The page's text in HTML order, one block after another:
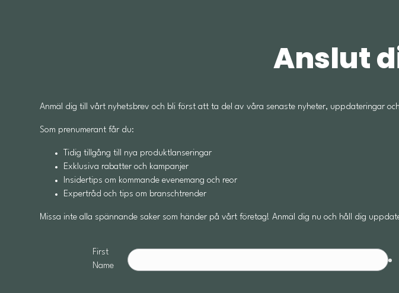
Anslut
Anmäl dig till vårt nyhetsbrev och bli först att ta del av våra senaste nyheter, uppdateringar
Som prenumerant får du:
Tidig tillgång till nya produktlanseringar
Exklusiva rabatter och kampanjer
Insidertips om kommande evenemang och reor
Expertråd och tips om branschtrender
Missa inte alla spännande saker som händer på vårt företag! Anmäl dig nu och håll dig
First
Name